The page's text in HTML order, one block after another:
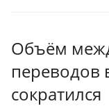
Объём
переводов
сократился